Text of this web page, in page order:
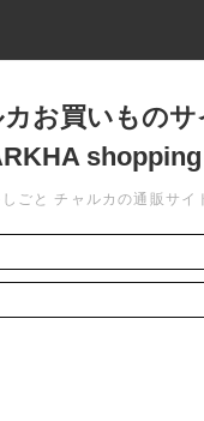
お買いものサ
ごと チャルカの通販サイ